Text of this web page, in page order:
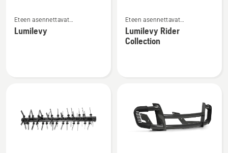
lisätietoja
tuotteesta
Eteen asennettavat
päältäajettavan etuleikkurin
lisälaitteet
Lumilevy
lisätietoja
tuotteesta
Lumilevy
Eteen asennettavat
päältäajettavan etuleikkurin
lisälaitteet
Lumilevy Rider
Collection